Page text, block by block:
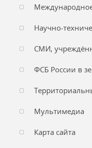
Научно-
СМИ,
ФСБ России в
Мультимедиа
Карта сайта